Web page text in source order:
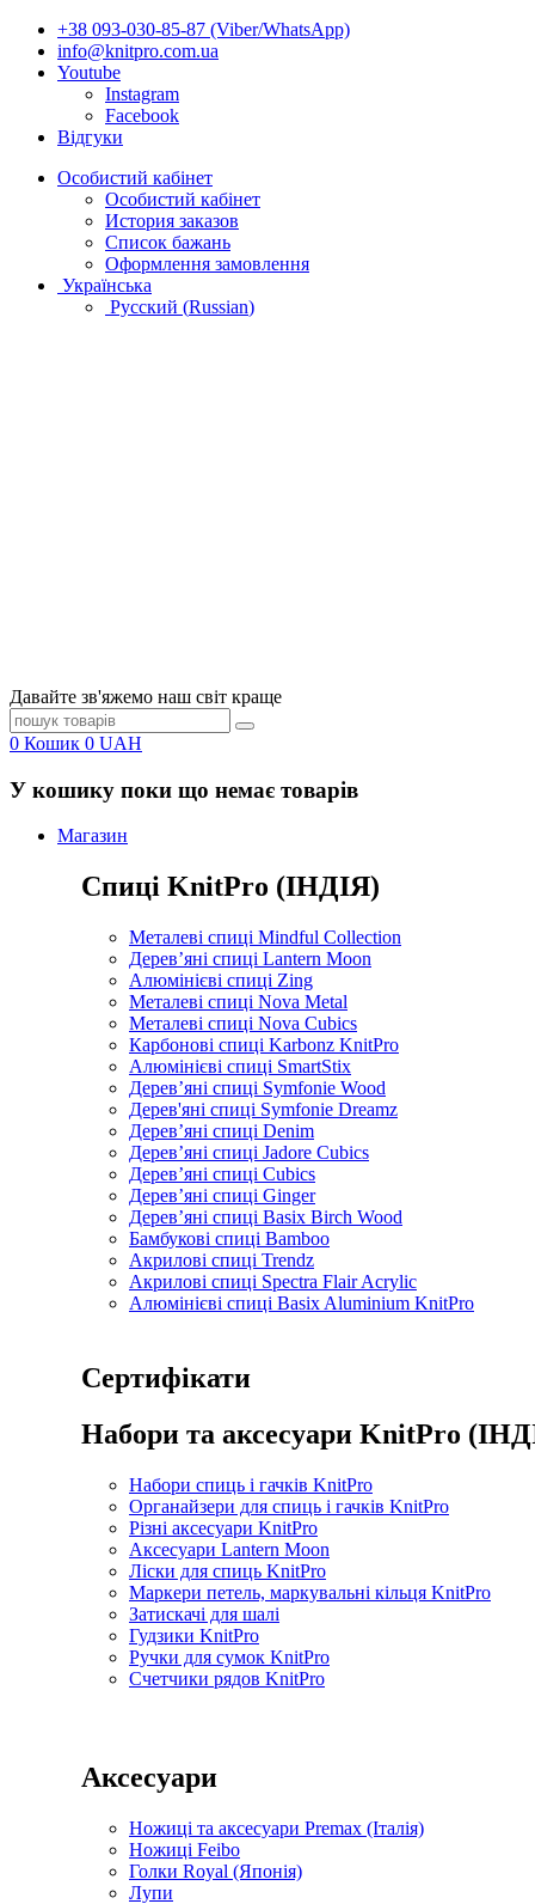
+38 093-030-85-87 (Viber/WhatsApp)
info@knitpro.com.ua
Youtube
Instagram
Facebook
Відгуки
Особистий кабінет
Особистий кабінет
История заказов
Список бажань
Оформлення замовлення
Українська
Русский (Russian)
Давайте зв'яжемо наш світ краще
0 Кошик 0 UAH
У кошику поки що немає товарів
Магазин
Спиці KnitPro (ІНДІЯ)
Металеві спиці Mindful Collection
Дерев’яні спиці Lantern Moon
Алюмінієві спиці Zing
Металеві спиці Nova Metal
Металеві спиці Nova Cubics
Карбонові спиці Karbonz KnitPro
Алюмінієві спиці SmartStix
Дерев’яні спиці Symfonie Wood
Дерев'яні спиці Symfonie Dreamz
Дерев’яні спиці Denim
Дерев’яні спиці Jadore Cubics
Дерев’яні спиці Cubics
Дерев’яні спиці Ginger
Дерев’яні спиці Basix Birch Wood
Бамбукові спиці Bamboo
Акрилові спиці Trendz
Акрилові спиці Spectra Flair Acrylic
Алюмінієві спиці Basix Aluminium KnitPro
Сертифікати
Набори та аксесуари KnitPro
Набори спиць і гачків KnitPro
Органайзери для спиць і гачків KnitPro
Різні аксесуари KnitPro
Аксесуари Lantern Moon
Ліски для спиць KnitPro
Маркери петель, маркувальні кільця KnitPro
Затискачі для шалі
Гудзики KnitPro
Ручки для сумок KnitPro
Счетчики рядов KnitPro
Аксесуари
Ножиці та аксесуари Premax (Італія)
Ножиці Feibo
Голки Royal (Японія)
Лупи